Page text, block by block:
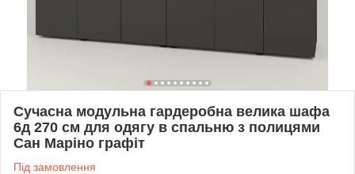
Сучасна модульна гардеробна велика шафа
6д 270 см для одягу в спальню з полицями
Сан Маріно графіт
Під замовлення